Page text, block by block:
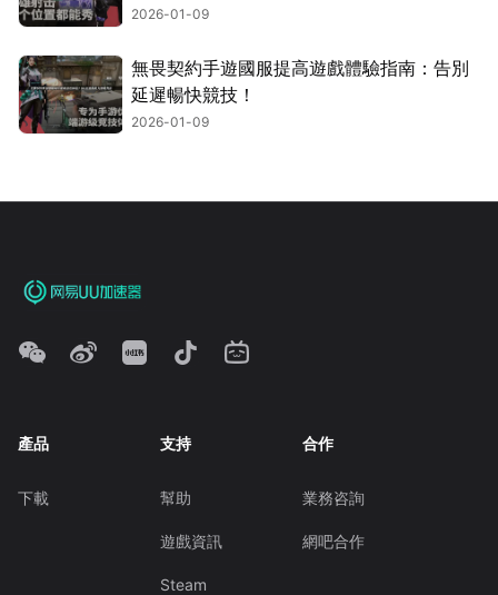
2026-01-09
無畏契約手遊國服提高遊戲體驗指南：告別
延遲暢快競技！
2026-01-09
產品
下載
支持
幫助
遊戲資訊
Steam
合作
業務咨詢
網吧合作